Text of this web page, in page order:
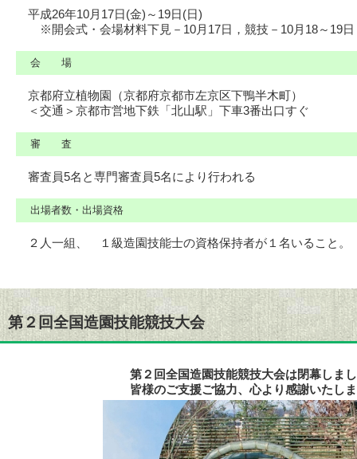
平成26年10月17日(金)～19日(日)
※開会式・会場材料下見－10月17日，競技－10月18～19日
会 場
京都府立植物園（京都府京都市左京区下鴨半木町）
＜交通＞京都市営地下鉄「北山駅」下車3番出口すぐ
審 査
審査員5名と専門審査員5名により行われる
出場者数・出場資格
２人一組、 １級造園技能士の資格保持者が１名いること。
第２回全国造園技能競技大会
第２回全国造園技能競技大会は閉幕しま
皆様のご支援ご協力、心より感謝いたし